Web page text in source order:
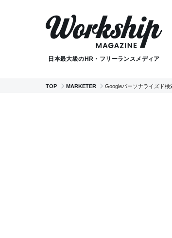
日本最大級のHR・フリーランスメディア
TOP MARKETER Googleパーソナライズド